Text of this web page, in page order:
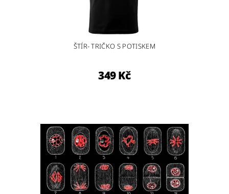
ŠTÍR- TRIČKO S POTISKEM
349 Kč